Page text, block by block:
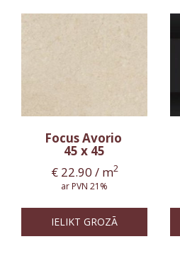
Focus Avorio
45 x 45
€22.90 / m2
ar PVN 21%
IELIKT GROZĀ